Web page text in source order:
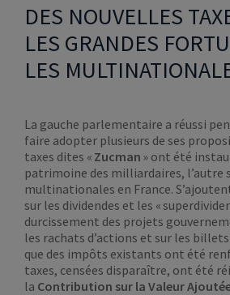
DES NOUVELLES
LES GRANDES
LES
La gauche parlementaire a réussi
faire adopter plusieurs de ses
taxes dites « Zucman » ont été
patrimoine des milliardaires, l’autre
multinationales en France.
sur les dividendes et les «
durcissement des projets
les rachats d’actions et sur les billets
que des impôts existants ont été
taxes, censées disparaître, ont été
la Contribution sur la Valeur